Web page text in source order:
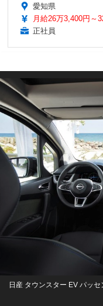
愛知県
月給26万3,400円～
正社員
日産 タウンスター EV パッセ